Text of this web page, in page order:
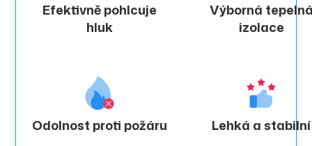
Efektivně pohlcuje
hluk
Výborná
izolace
Odolnost proti požáru Lehká a stabilní